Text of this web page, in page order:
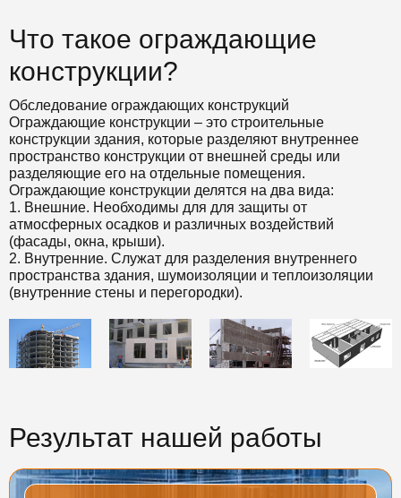
Что такое ограждающие
конструкции?
Обследование ограждающих конструкций
Ограждающие конструкции – это строительные
конструкции здания, которые разделяют внутреннее
пространство конструкции от внешней среды или
разделяющие его на отдельные помещения.
Ограждающие конструкции делятся на два вида:
1. Внешние. Необходимы для для защиты от
атмосферных осадков и различных воздействий
(фасады, окна, крыши).
2. Внутренние. Служат для разделения внутреннего
пространства здания, шумоизоляции и теплоизоляции
(внутренние стены и перегородки).
Результат нашей работы